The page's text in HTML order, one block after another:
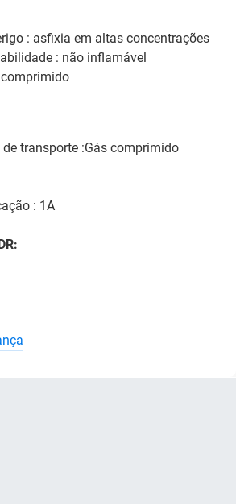
: asfixia em altas concentrações
: não inflamável
transporte :Gás comprimido
: 1A